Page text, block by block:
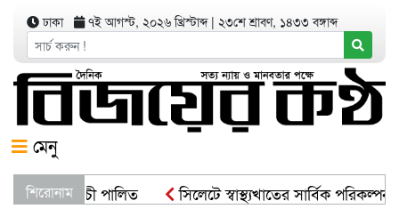
ঢাকা ৭ই আগস্ট, ২০২৬ খ্রিস্টাব্দ| ২৩শে শ্রাবণ, ১৪৩৩ বঙ্গাব্দ
মেনু
শিরোনাম
কর্মসূচী পালিত সিলেটে স্বাস্থ্যখাতের সার্বিক